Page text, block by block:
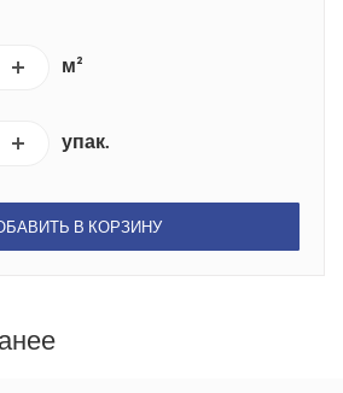
м²
упак.
В КОРЗИНУ